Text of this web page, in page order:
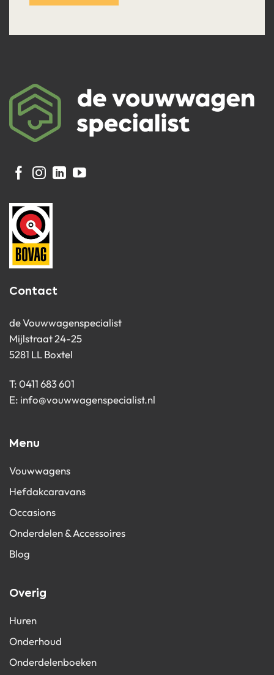
Contact
de Vouwwagenspecialist
Mijlstraat 24-25
5281 LL Boxtel
T:0411 683 601
E: info@vouwwagenspecialist.nl
Menu
Vouwwagens
Hefdakcaravans
Occasions
Onderdelen & Accessoires
Blog
Overig
Huren
Onderhoud
Onderdelenboeken